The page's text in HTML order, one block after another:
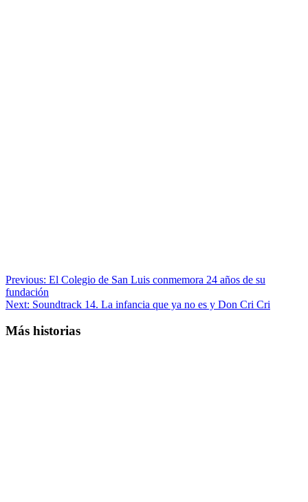
Post
navigation
Previous: El Colegio de San Luis conmemora 24 años de su
fundación
Next: Soundtrack 14. La infancia que ya no es y Don Cri Cri
Más historias